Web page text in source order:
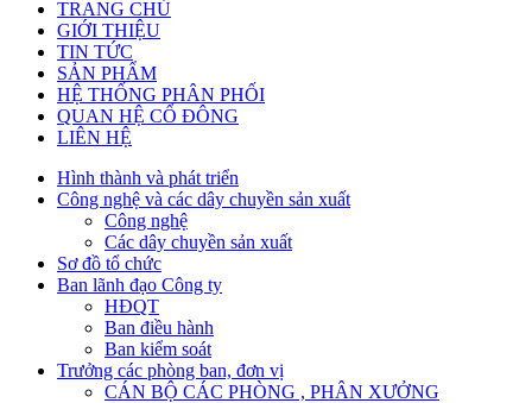
TRANG CHỦ
GIỚI THIỆU
TIN TỨC
SẢN PHẨM
HỆ THỐNG PHÂN PHỐI
QUAN HỆ CỔ ĐÔNG
LIÊN HỆ
Hình thành và phát triển
Công nghệ và các dây chuyền sản xuất
Công nghệ
Các dây chuyền sản xuất
Sơ đồ tổ chức
Ban lãnh đạo Công ty
HĐQT
Ban điều hành
Ban kiểm soát
Trưởng các phòng ban, đơn vị
CÁN BỘ CÁC PHÒNG , PHÂN XƯỞNG